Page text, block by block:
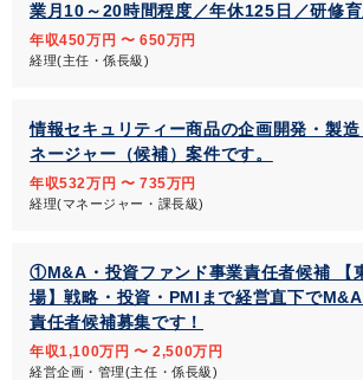
業月10～20時間程度／年休125日／研修
年収450万円 〜 650万円
経理(主任・係長級)
情報セキュリティー商品の企画開発・製
ネージャー（候補）案件です。
年収532万円 〜 735万円
経理(マネージャー・課長級)
①M&A・投資ファンド事業責任者候補 【
場】戦略・投資・PMIまで経営直下で
責任者候補募集です！
年収1,100万円 〜 2,500万円
経営企画・管理(主任・係長級)